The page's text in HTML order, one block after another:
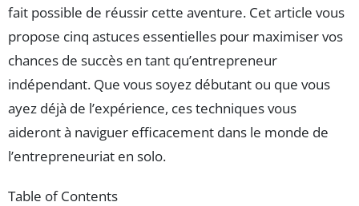
fait possible de réussir cette aventure. Cet article vous
propose cinq astuces essentielles pour maximiser vos
chances de succès en tant qu’entrepreneur
indépendant. Que vous soyez débutant ou que vous
ayez déjà de l’expérience, ces techniques vous
aideront à naviguer efficacement dans le monde de
l’entrepreneuriat en solo.
Table of Contents